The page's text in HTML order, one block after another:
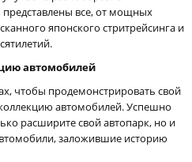
все, от мощных
японского стритрейсинга и
автомобилей
чтобы продемонстрировать свой
автомобилей. Успешно
расширите свой автопарк, но и
заложившие историю